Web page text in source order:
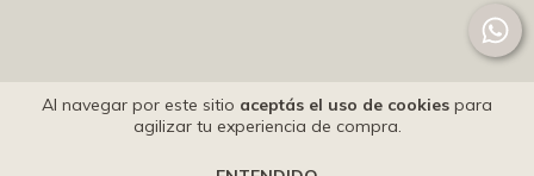
Al navegar por este sitio aceptás el uso de cookies para
agilizar tu experiencia de compra.